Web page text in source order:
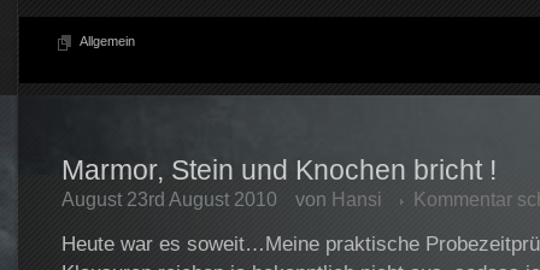
Allgemein
Marmor, Stein und Knochen bricht !
August 23rd August 2010 von Hansi Kommentar
Heute war es soweit…Meine praktische